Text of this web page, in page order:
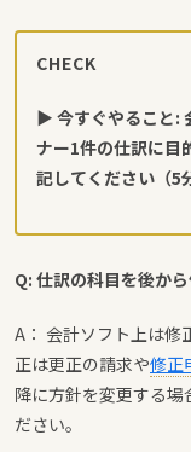
CHECK
▶ 今すぐやること:
ナー1件の仕訳に目
記してください（5
Q: 仕訳の科目を後か
A： 会計ソフト上は修
正は更正の請求や修正
降に方針を変更する場
ださい。